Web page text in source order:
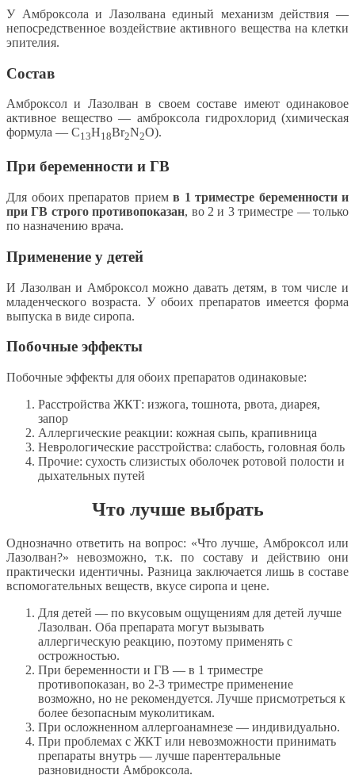
У Амброксола и Лазолвана единый механизм действия —
непосредственное воздействие активного вещества на клетки
эпителия.
Состав
Амброксол и Лазолван в своем составе имеют одинаковое
активное вещество — амброксола гидрохлорид (химическая
формула — C13H18Br2N2O).
При беременности и ГВ
Для обоих препаратов прием в 1 триместре беременности и
при ГВ строго противопоказан, во 2 и 3 триместре — только
по назначению врача.
Применение у детей
И Лазолван и Амброксол можно давать детям, в том числе и
младенческого возраста. У обоих препаратов имеется форма
выпуска в виде сиропа.
Побочные эффекты
Побочные эффекты для обоих препаратов одинаковые:
Расстройства ЖКТ: изжога, тошнота, рвота, диарея,
запор
Аллергические реакции: кожная сыпь, крапивница
Неврологические расстройства: слабость, головная боль
Прочие: сухость слизистых оболочек ротовой полости и
дыхательных путей
Что лучше выбрать
Однозначно ответить на вопрос: «Что лучше, Амброксол или
Лазолван?» невозможно, т.к. по составу и действию они
практически идентичны. Разница заключается лишь в составе
вспомогательных веществ, вкусе сиропа и цене.
Для детей — по вкусовым ощущениям для детей лучше
Лазолван. Оба препарата могут вызывать
аллергическую реакцию, поэтому применять с
острожностью.
При беременности и ГВ — в 1 триместре
противопоказан, во 2-3 триместре применение
возможно, но не рекомендуется. Лучше присмотреться к
более безопасным муколитикам.
При осложненном аллергоанамнезе — индивидуально.
При проблемах с ЖКТ или невозможности принимать
препараты внутрь — лучше парентеральные
разновидности Амброксола.